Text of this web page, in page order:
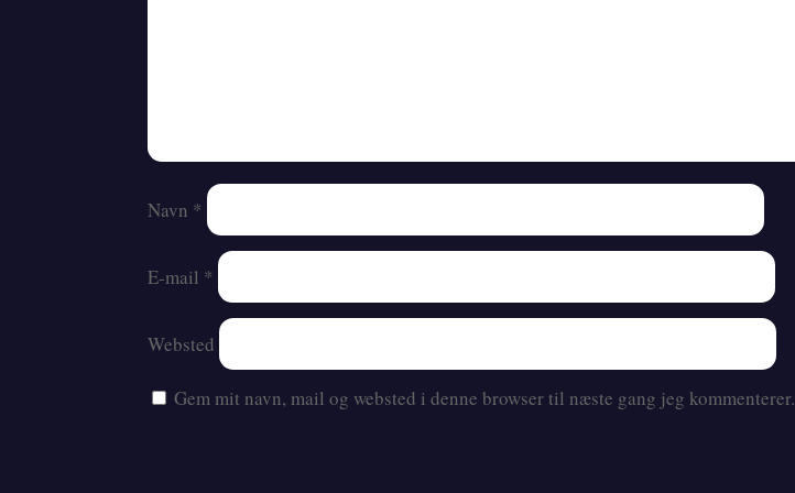
Navn *
E-mail *
Websted
Gem mit navn, mail og websted i denne browser til næste gang jeg kommenterer.